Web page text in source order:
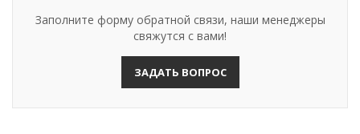
Заполните форму обратной связи, наши менеджеры
свяжутся с вами!
ЗАДАТЬ ВОПРОС